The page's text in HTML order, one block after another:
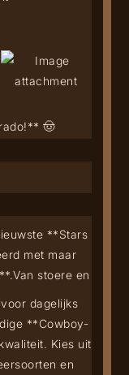
🤠
**Stars
met maar
Van stoere en
dagelijks
**Cowboy-
Kies uit
en